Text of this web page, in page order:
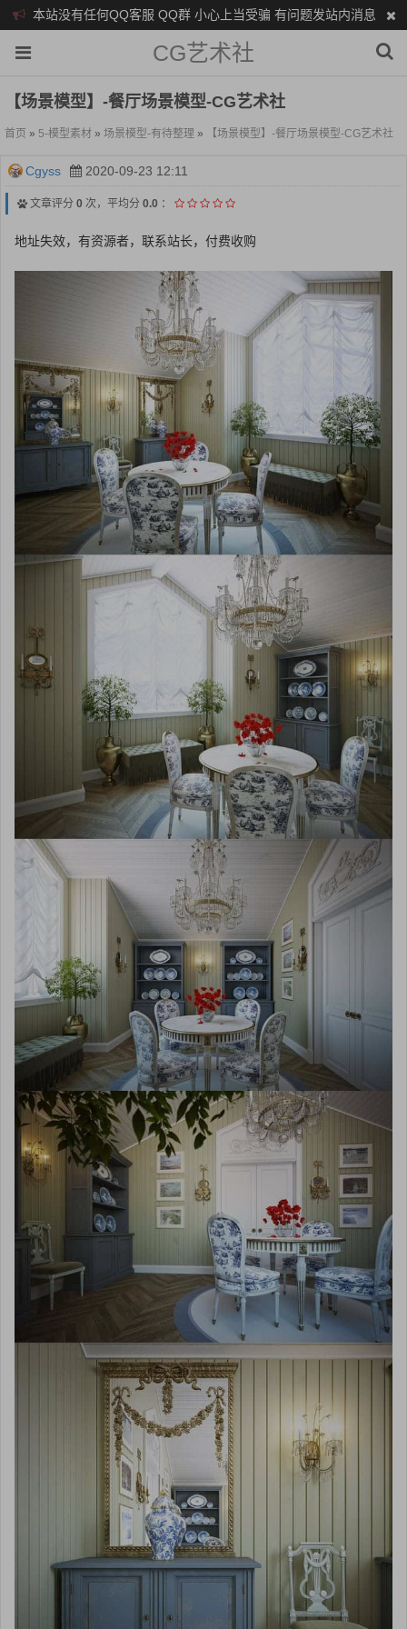
本站没有任何QQ客服 QQ群 小心上当受骗 有问题发站内消息
CG艺术社
【场景模型】-餐厅场景模型-CG艺术社
首页 » 5-模型素材 » 场景模型-有待整理 » 【场景模型】-餐厅场景模型-CG艺术社
Cgyss 2020-09-23 12:11
文章评分 0 次，平均分 0.0 ：
地址失效，有资源者，联系站长，付费收购